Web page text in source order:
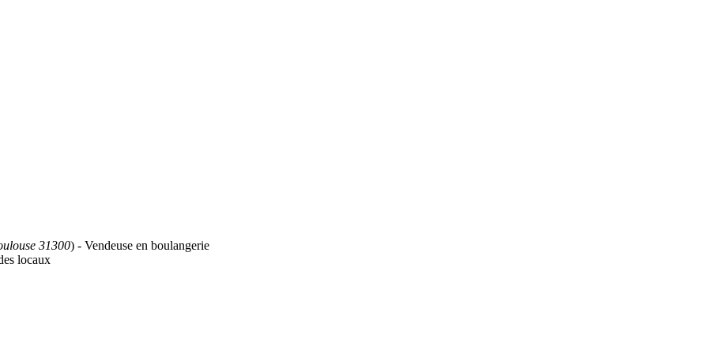
31300) - Vendeuse en boulangerie
locaux